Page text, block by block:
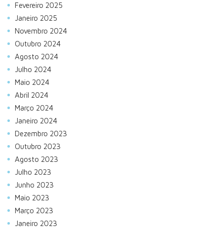
Fevereiro 2025
Janeiro 2025
Novembro 2024
Outubro 2024
Agosto 2024
Julho 2024
Maio 2024
Abril 2024
Março 2024
Janeiro 2024
Dezembro 2023
Outubro 2023
Agosto 2023
Julho 2023
Junho 2023
Maio 2023
Março 2023
Janeiro 2023